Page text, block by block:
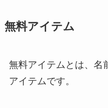
無料アイテム
無料アイテムとは、名
アイテムです。